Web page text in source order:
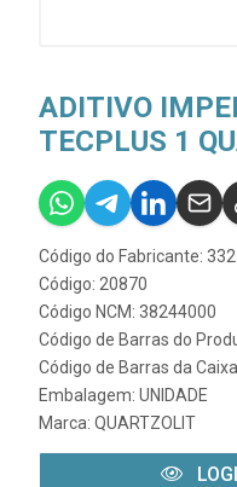
ADITIVO
TECPLUS 1
Código do Fabricante:
Código: 20870
Código NCM: 38244000
Código de Barras do
Código de Barras da
Embalagem: UNIDADE
Marca: QUARTZOLIT